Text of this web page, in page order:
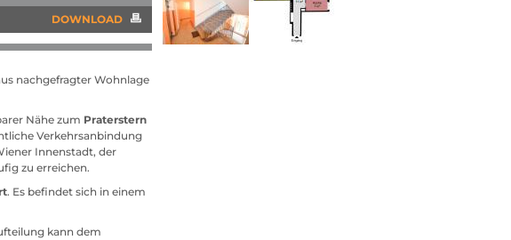
DOWNLOAD
nachgefragter Wohnlage
Nähe zum Praterstern
Verkehrsanbindung
Innenstadt, der
zu erreichen.
. Es befindet sich in einem
kann dem